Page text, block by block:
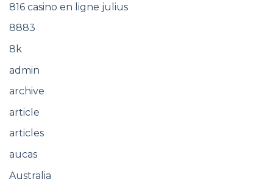
816 casino en ligne julius
8883
8k
admin
archive
article
articles
aucas
Australia